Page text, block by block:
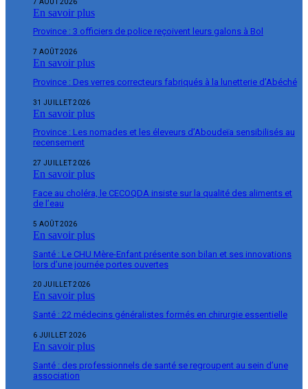
En savoir plus
Province : 3 officiers de police reçoivent leurs galons à Bol
7 AOÛT 2026
En savoir plus
Province : Des verres correcteurs fabriqués à la lunetterie d’Abéché
31 JUILLET 2026
En savoir plus
Province : Les nomades et les éleveurs d’Aboudeïa sensibilisés au
recensement
27 JUILLET 2026
En savoir plus
Face au choléra, le CECOQDA insiste sur la qualité des aliments et
de l’eau
5 AOÛT 2026
En savoir plus
Santé : Le CHU Mère-Enfant présente son bilan et ses innovations
lors d’une journée portes ouvertes
20 JUILLET 2026
En savoir plus
Santé : 22 médecins généralistes formés en chirurgie essentielle
6 JUILLET 2026
En savoir plus
Santé : des professionnels de santé se regroupent au sein d’une
association